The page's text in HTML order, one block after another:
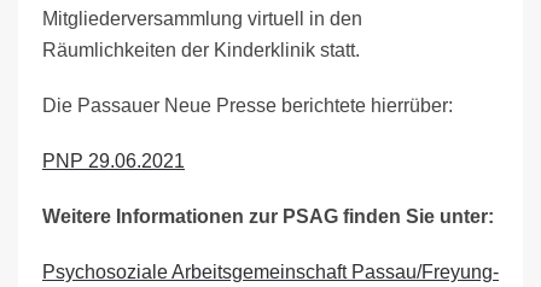
Mitgliederversammlung virtuell in den
Räumlichkeiten der Kinderklinik statt.
Die Passauer Neue Presse berichtete hierrüber:
PNP 29.06.2021
Weitere Informationen zur PSAG finden Sie unter:
Psychosoziale Arbeitsgemeinschaft Passau/Freyung-